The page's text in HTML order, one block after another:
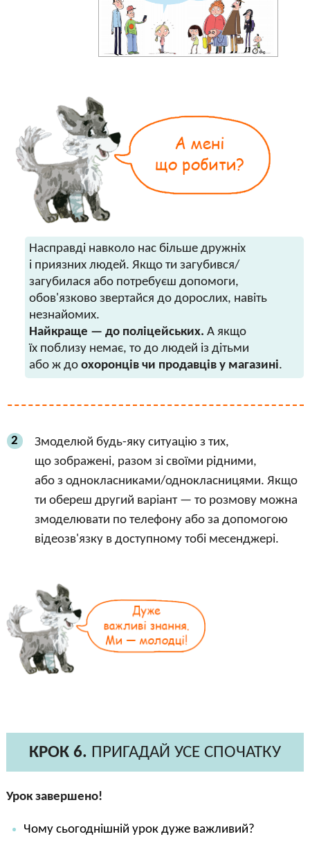
Насправді навколо нас більше дружніх
і приязних людей. Якщо ти загубився/
загубилася або потребуєш допомоги,
обов'язково звертайся до дорослих, навіть
незнайомих.
Найкраще — до поліцейських. А якщо
їх поблизу немає, то до людей із дітьми
або ж до охоронців чи продавців у магазині.
2
Змоделюй будь-яку ситуацію з тих,
що зображені, разом зі своїми рідними,
або з однокласниками/однокласницями. Якщо
ти обереш другий варіант — то розмову можна
змоделювати по телефону або за допомогою
відеозв'язку в доступному тобі месенджері.
КРОК 6. ПРИГАДАЙ УСЕ СПОЧАТКУ
Урок завершено!
Чому сьогоднішній урок дуже важливий?